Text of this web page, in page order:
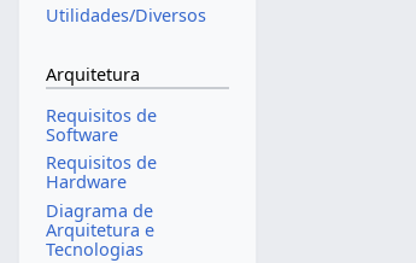
Utilidades/Diversos
Arquitetura
Requisitos de
Software
Requisitos de
Hardware
Diagrama de
Arquitetura e
Tecnologias